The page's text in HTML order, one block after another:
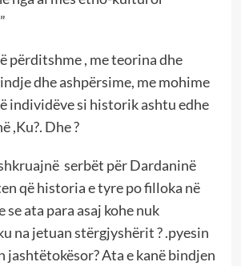
përditshme , me teorina dhe
dhe ashpërsime, me mohime
individëve si historik ashtu edhe
,Ku?. Dhe ?
serbët për Dardaninë
që historia e tyre po filloka në
se ata para asaj kohe nuk
na jetuan stërgjyshërit ? .pyesin
jashtëtokësor? Ata e kanë bindjen